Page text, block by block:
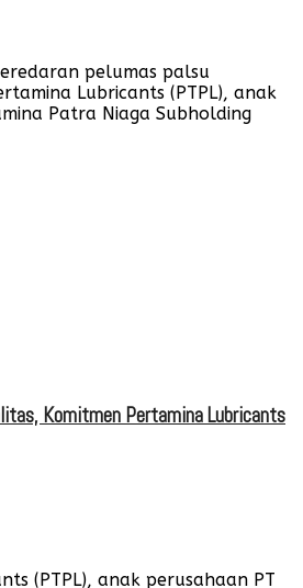
pelumas palsu
Lubricants (PTPL), anak
Patra Niaga Subholding
Komitmen Pertamina Lubricants
(PTPL), anak perusahaan PT